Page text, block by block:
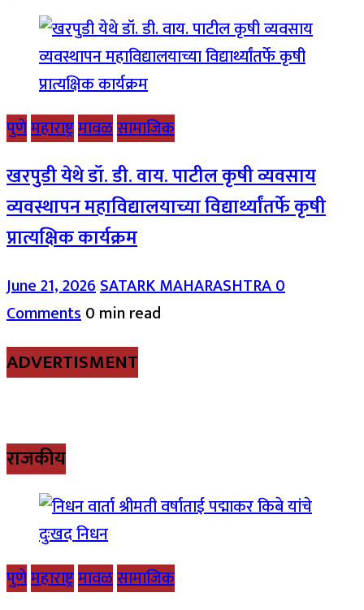
पुणेमहाराष्ट्रमावळसामाजिक
खरपुडी येथे डॉ. डी. वाय. पाटील कृषी व्यवसाय
व्यवस्थापन महाविद्यालयाच्या विद्यार्थ्यांतर्फे कृषी
प्रात्यक्षिक कार्यक्रम
June 21, 2026SATARK MAHARASHTRA0
Comments0 min read
ADVERTISMENT
राजकीय
पुणेमहाराष्ट्रमावळसामाजिक